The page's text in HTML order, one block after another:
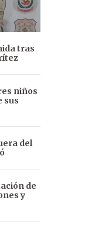
tras
niños
sus
del
de
y